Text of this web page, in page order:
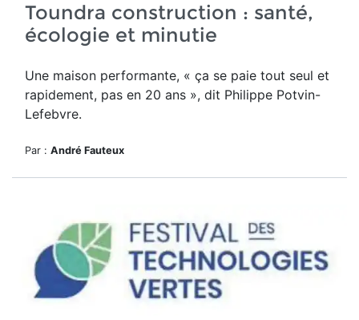
Toundra construction : santé,
écologie et minutie
Une maison performante, « ça se paie tout seul et
rapidement, pas en 20 ans », dit Philippe Potvin-
Lefebvre.
Par : André Fauteux